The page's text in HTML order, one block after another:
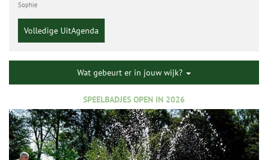
Sophie
Volledige UitAgenda
Wat gebeurt er in jouw wijk?
SPEELBADJES OPEN IN 2026